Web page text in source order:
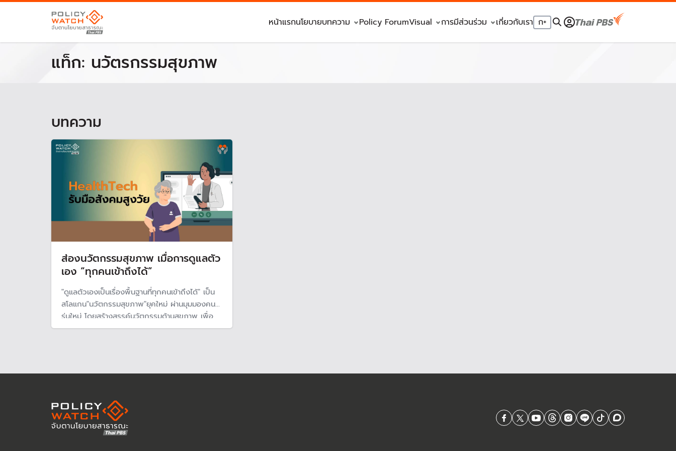
หน้าแรกนโยบายบทความ Policy ForumVisual การมีส่วนร่วม เกี่ยวกับเรา ก+
แท็ก: นวัตรกรรมสุขภาพ
บทความ
ส่องนวัตกรรมสุขภาพ เมื่อการดูแลตัว
เอง “ทุกคนเข้าถึงได้”
"ดูแลตัวเองเป็นเรื่องพื้นฐานที่ทุกคนเข้าถึงได้" เป็น
สโลแกน"นวัตกรรมสุขภาพ"ยุคใหม่ ผ่านมุมมองคน
รุ่นใหม่ โดยสร้างสรรค์นวัตกรรมด้านสุขภาพ เพื่อ
พัฒนาเทคโนโลยีและตอบโจทย์ปัญหาสุขภาพ เป็น